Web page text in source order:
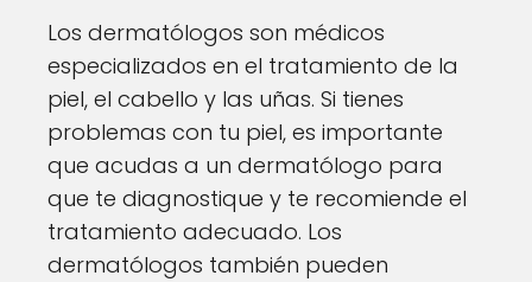
Los dermatólogos son médicos
especializados en el tratamiento de la
piel, el cabello y las uñas. Si tienes
problemas con tu piel, es importante
que acudas a un dermatólogo para
que te diagnostique y te recomiende el
tratamiento adecuado. Los
dermatólogos también pueden